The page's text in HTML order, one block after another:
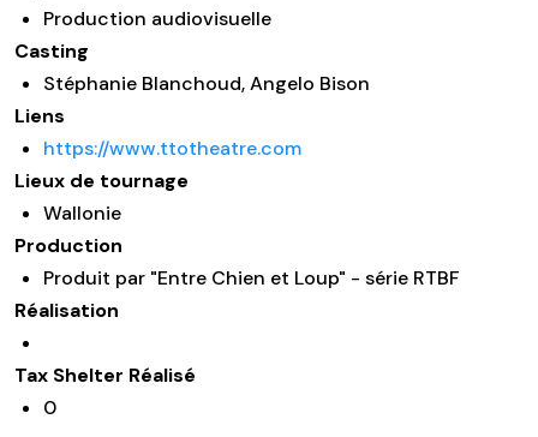
Production audiovisuelle
Casting
Stéphanie Blanchoud, Angelo Bison
Liens
https://www.ttotheatre.com
Lieux de tournage
Wallonie
Production
Produit par "Entre Chien et Loup" - série RTBF
Réalisation
Tax Shelter Réalisé
0